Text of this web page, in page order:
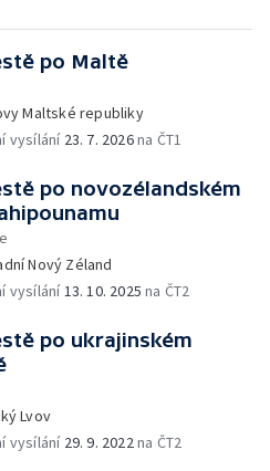
po Maltě
Maltské republiky
vysílání 23. 7. 2026na ČT1
po novozélandském
Nový Zéland
vysílání13. 10. 2025 na ČT2
po ukrajinském
Lvov
vysílání 29. 9. 2022na ČT2